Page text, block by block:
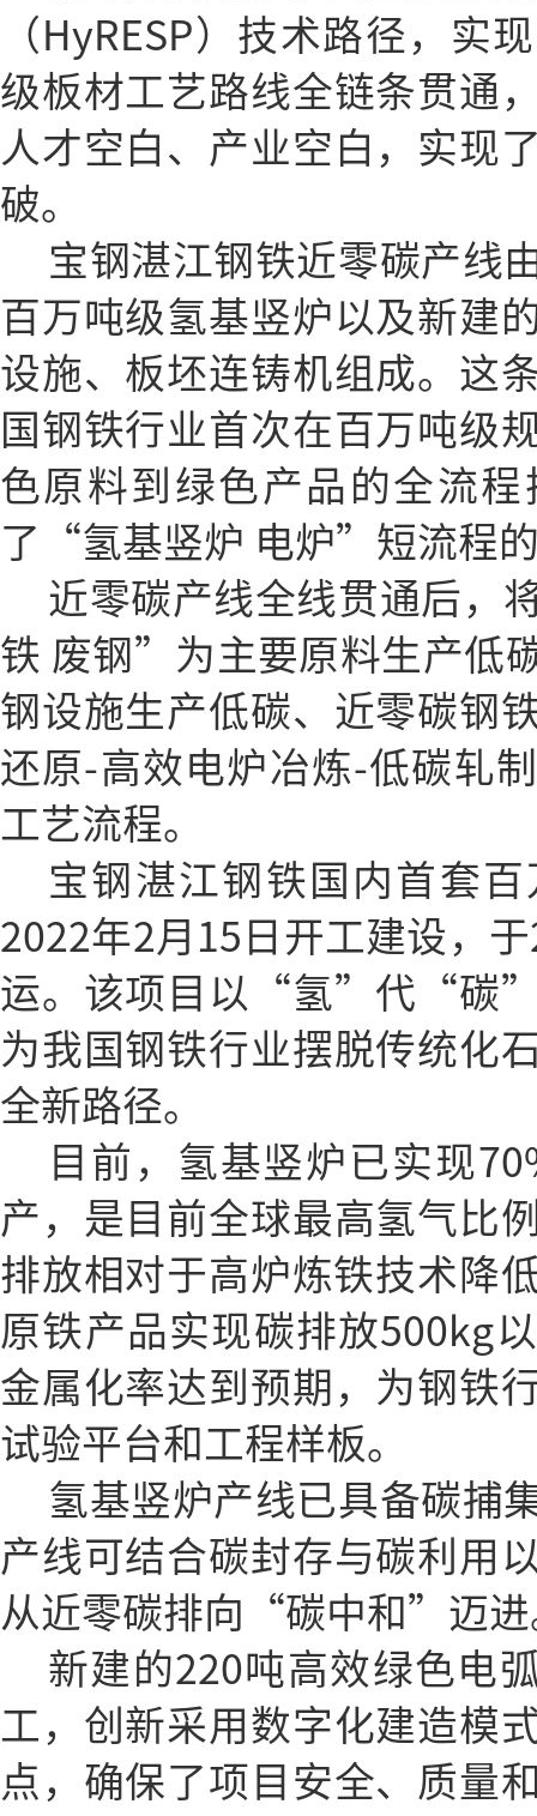
（HyRESP）技术路径，实
级板材工艺路线全链条贯通
人才空白、产业空白，实
破。
宝钢湛江钢铁近零碳产线
百万吨级氢基竖炉以及新建
设施、板坯连铸机组成。这
国钢铁行业首次在百万吨级
色原料到绿色产品的全流
了“氢基竖炉 电炉”短流程
近零碳产线全线贯通后，
铁 废钢”为主要原料生产低
钢设施生产低碳、近零碳钢
还原-高效电炉冶炼-低碳轧
工艺流程。
宝钢湛江钢铁国内首套
2022年2月15日开工建设，
运。该项目以“氢”代“碳”
为我国钢铁行业摆脱传统化
全新路径。
目前，氢基竖炉已实现
产，是目前全球最高氢气比
排放相对于高炉炼铁技术降
原铁产品实现碳排放500kg
金属化率达到预期，为钢铁
试验平台和工程样板。
氢基竖炉产线已具备碳捕
产线可结合碳封存与碳利用
从近零碳排向“碳中和”迈进
新建的220吨高效绿色电
工，创新采用数字化建造模
点，确保了项目安全、质量